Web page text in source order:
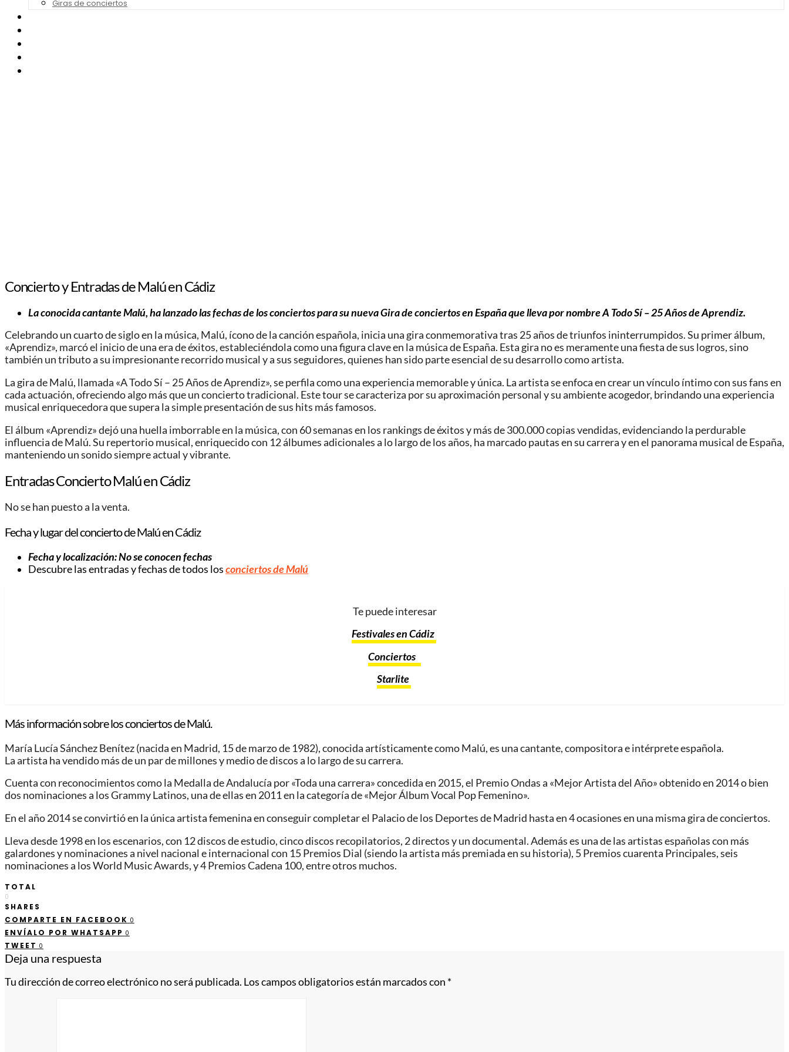
Giras de conciertos
Concierto y Entradas de Malú en Cádiz
La conocida cantante Malú, ha lanzado las fechas de los conciertos para su nueva Gira de conciertos en España que lleva por nombre A Todo Sí – 25 Años de Aprendiz.
Celebrando un cuarto de siglo en la música, Malú, ícono de la canción española, inicia una gira conmemorativa tras 25 años de triunfos ininterrumpidos. Su primer álbum,
«Aprendiz», marcó el inicio de una era de éxitos, estableciéndola como una figura clave en la música de España. Esta gira no es meramente una fiesta de sus logros, sino
también un tributo a su impresionante recorrido musical y a sus seguidores, quienes han sido parte esencial de su desarrollo como artista.
La gira de Malú, llamada «A Todo Sí – 25 Años de Aprendiz», se perfila como una experiencia memorable y única. La artista se enfoca en crear un vínculo íntimo con sus fans en
cada actuación, ofreciendo algo más que un concierto tradicional. Este tour se caracteriza por su aproximación personal y su ambiente acogedor, brindando una experiencia
musical enriquecedora que supera la simple presentación de sus hits más famosos.
El álbum «Aprendiz» dejó una huella imborrable en la música, con 60 semanas en los rankings de éxitos y más de 300.000 copias vendidas, evidenciando la perdurable
influencia de Malú. Su repertorio musical, enriquecido con 12 álbumes adicionales a lo largo de los años, ha marcado pautas en su carrera y en el panorama musical de España,
manteniendo un sonido siempre actual y vibrante.
Entradas Concierto Malú en Cádiz
No se han puesto a la venta.
Fecha y lugar del concierto de Malú en Cádiz
Fecha y localización: No se conocen fechas
Descubre las entradas y fechas de todos losconciertos de Malú
Te puede interesar
Festivales en Cádiz
Conciertos
Starlite
Más información sobre los conciertos de Malú.
María Lucía Sánchez Benítez (nacida en Madrid, 15 de marzo de 1982), conocida artísticamente como Malú, es una cantante, compositora e intérprete española.
La artista ha vendido más de un par de millones y medio de discos a lo largo de su carrera.
Cuenta con reconocimientos como la Medalla de Andalucía por «Toda una carrera» concedida en 2015, el Premio Ondas a «Mejor Artista del Año» obtenido en 2014 o bien
dos nominaciones a los Grammy Latinos, una de ellas en 2011 en la categoría de «Mejor Álbum Vocal Pop Femenino».
En el año 2014 se convirtió en la única artista femenina en conseguir completar el Palacio de los Deportes de Madrid hasta en 4 ocasiones en una misma gira de conciertos.
Lleva desde 1998 en los escenarios, con 12 discos de estudio, cinco discos recopilatorios, 2 directos y un documental. Además es una de las artistas españolas con más
galardones y nominaciones a nivel nacional e internacional con 15 Premios Dial (siendo la artista más premiada en su historia), 5 Premios cuarenta Principales, seis
nominaciones a los World Music Awards, y 4 Premios Cadena 100, entre otros muchos.
TOTAL
0
SHARES
COMPARTE EN FACEBOOK 0
ENVÍALO POR WHATSAPP 0
TWEET 0
Deja una respuesta
Tu dirección de correo electrónico no será publicada. Los campos obligatorios están marcados con *